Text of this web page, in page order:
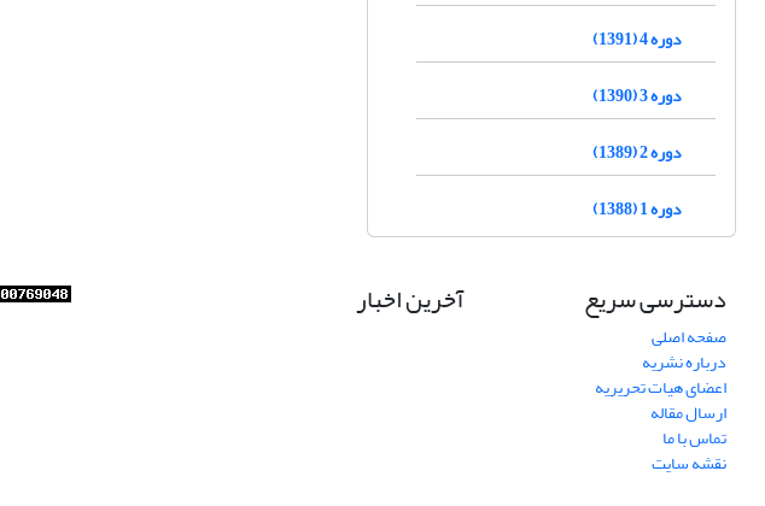
دوره 4 (1391)
دوره 3 (1390)
دوره 2 (1389)
دوره 1 (1388)
دسترسی سریع
صفحه اصلی
درباره نشریه
اعضای هیات تحریریه
ارسال مقاله
تماس با ما
نقشه سایت
آخرین اخبار